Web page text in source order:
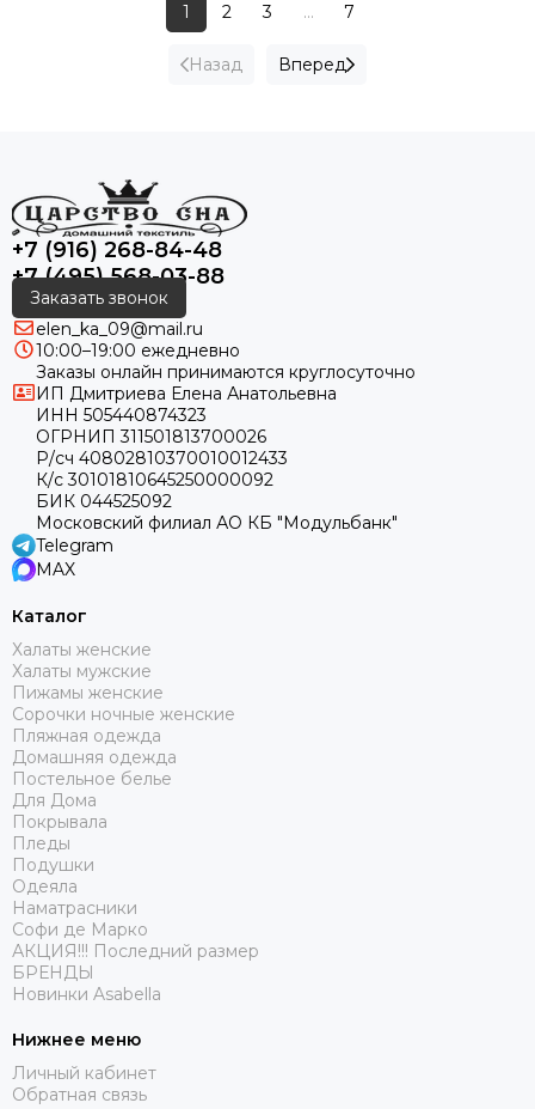
Назад
1 2 3 ... 7
Вперед
+7 (916) 268-84-48
+7 (495) 568-03-88
Заказать звонок
elen_ka_09@mail.ru
10:00–19:00 ежедневно
Заказы онлайн принимаются круглосуточно
ИП Дмитриева Елена Анатольевна
ИНН 505440874323
ОГРНИП 311501813700026
Р/сч 40802810370010012433
К/с 30101810645250000092
БИК 044525092
Московский филиал АО КБ "Модульбанк"
Telegram
MAX
Каталог
Халаты женские
Халаты мужские
Пижамы женские
Сорочки ночные женские
Пляжная одежда
Домашняя одежда
Постельное белье
Для Дома
Покрывала
Пледы
Подушки
Одеяла
Наматрасники
Софи де Марко
АКЦИЯ!!! Последний размер
БРЕНДЫ
Новинки Asabella
Нижнее меню
Личный кабинет
Обратная связь